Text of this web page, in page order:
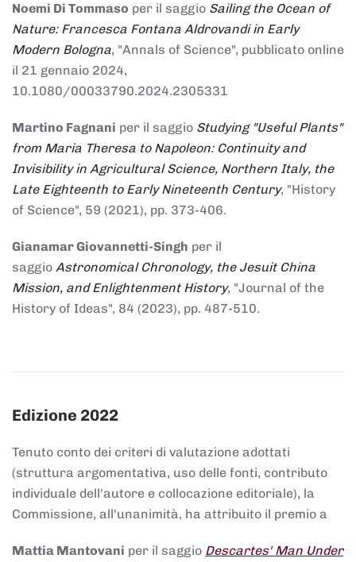
Noemi Di Tommaso per il saggio Sailing the Ocean of
Nature: Francesca Fontana Aldrovandi in Early
Modern Bologna, "Annals of Science", pubblicato online
il 21 gennaio 2024,
10.1080/00033790.2024.2305331
Martino Fagnani per il saggio Studying "Useful Plants"
from Maria Theresa to Napoleon: Continuity and
Invisibility in Agricultural Science, Northern Italy, the
Late Eighteenth to Early Nineteenth Century, "History
of Science", 59 (2021), pp. 373-406.
Gianamar Giovannetti-Singh per il
saggio Astronomical Chronology, the Jesuit China
Mission, and Enlightenment History, "Journal of the
History of Ideas", 84 (2023), pp. 487-510.
Edizione 2022
Tenuto conto dei criteri di valutazione adottati
(struttura argomentativa, uso delle fonti, contributo
individuale dell'autore e collocazione editoriale), la
Commissione, all'unanimità, ha attribuito il premio a
Mattia Mantovani per il saggio Descartes' Man Under